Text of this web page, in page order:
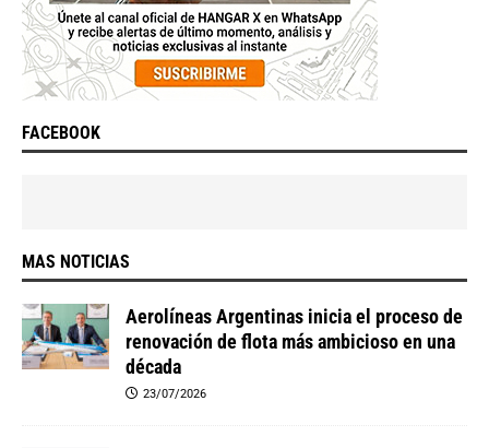
FACEBOOK
MAS NOTICIAS
Aerolíneas Argentinas inicia el proceso de
renovación de flota más ambicioso en una
década
23/07/2026